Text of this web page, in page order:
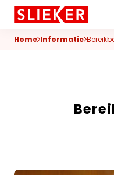
Skiplinks
Home Informatie